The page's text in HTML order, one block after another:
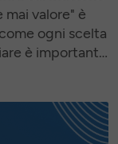
valore" è
ogni scelta
è importante